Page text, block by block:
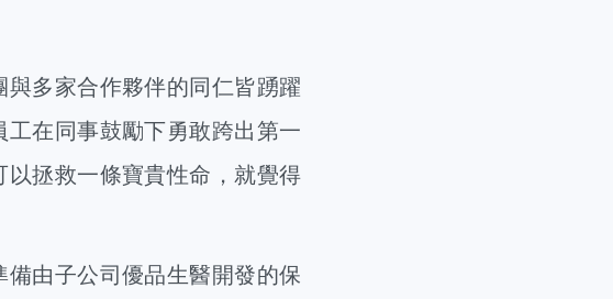
多家合作夥伴的同仁皆踴躍
在同事鼓勵下勇敢跨出第一
拯救一條寶貴性命，就覺得
由子公司優品生醫開發的保